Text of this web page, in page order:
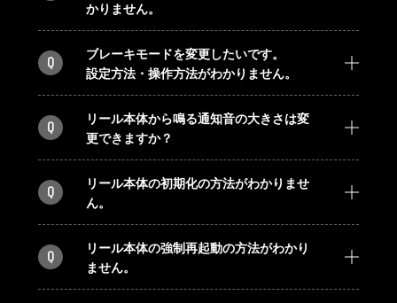
かりません。
Q
ブレーキモードを変更したいです。
設定方法・操作方法がわかりません。
Q
リール本体から鳴る通知音の大きさは変
更できますか？
Q
リール本体の初期化の方法がわかりませ
ん。
Q
リール本体の強制再起動の方法がわかり
ません。